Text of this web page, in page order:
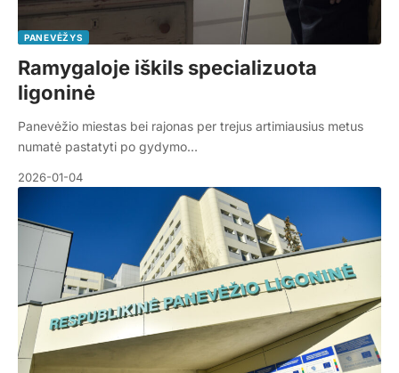
PANEVĖŽYS
Ramygaloje iškils specializuota
ligoninė
Panevėžio miestas bei rajonas per trejus artimiausius metus
numatė pastatyti po gydymo…
2026-01-04